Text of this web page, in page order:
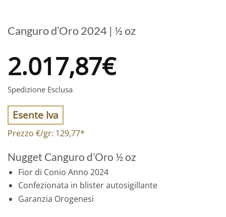
Canguro d’Oro 2024 | ½ oz
2.017,87€
Spedizione Esclusa
Esente Iva
Prezzo €/gr: 129,77*
Nugget Canguro d’Oro ½ oz
Fior di Conio Anno 2024
Confezionata in blister autosigillante
Garanzia Orogenesi